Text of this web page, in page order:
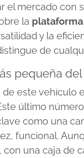
el mercado con
la
y la
de
pequeña
este vehículo
último
como una
funcional.
una caja de